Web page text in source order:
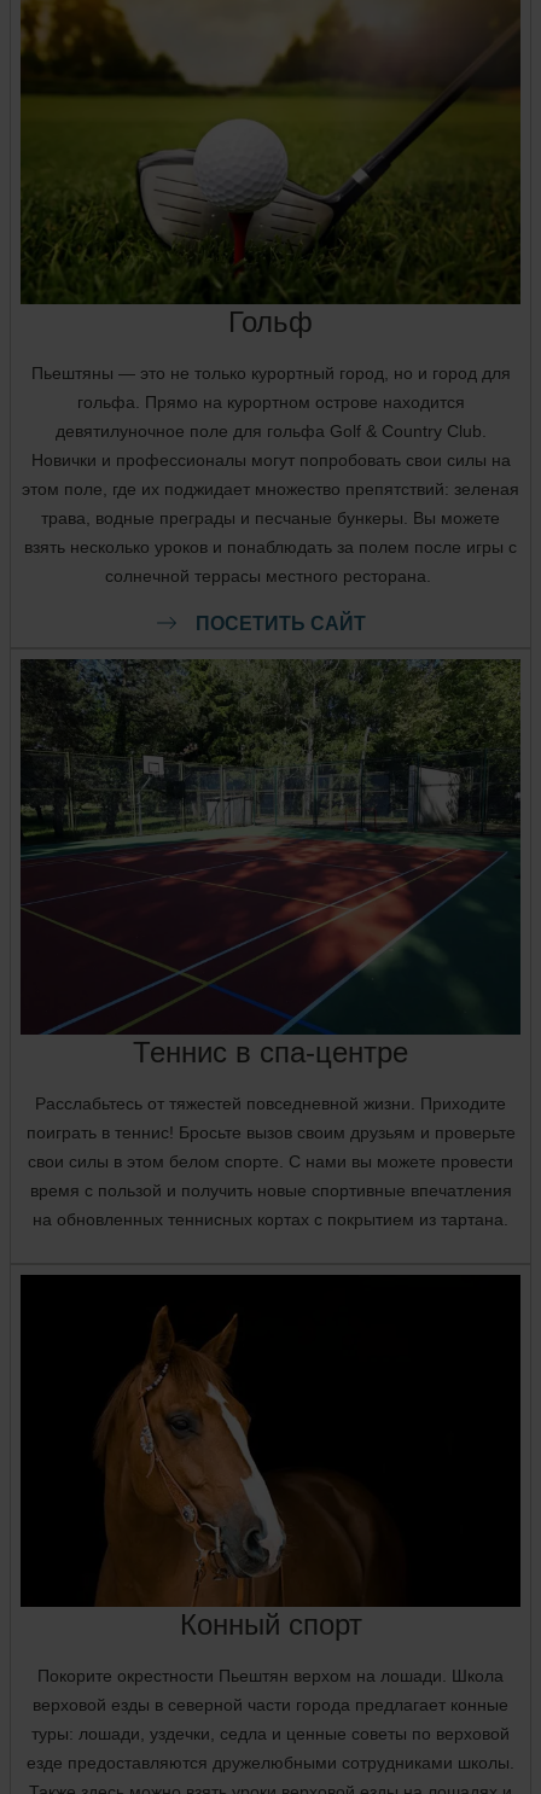
Гольф
Пьештяны — это не только курортный город, но и город для
гольфа. Прямо на курортном острове находится
девятилуночное поле для гольфа Golf & Country Club.
Новички и профессионалы могут попробовать свои силы на
этом поле, где их поджидает множество препятствий: зеленая
трава, водные преграды и песчаные бункеры. Вы можете
взять несколько уроков и понаблюдать за полем после игры с
солнечной террасы местного ресторана.
ПОСЕТИТЬ САЙТ
Теннис в спа-центре
Расслабьтесь от тяжестей повседневной жизни. Приходите
поиграть в теннис! Бросьте вызов своим друзьям и проверьте
свои силы в этом белом спорте. С нами вы можете провести
время с пользой и получить новые спортивные впечатления
на обновленных теннисных кортах с покрытием из тартана.
Конный спорт
Покорите окрестности Пьештян верхом на лошади. Школа
верховой езды в северной части города предлагает конные
туры: лошади, уздечки, седла и ценные советы по верховой
езде предоставляются дружелюбными сотрудниками школы.